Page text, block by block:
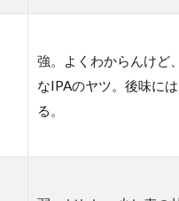
強。よくわからんけど
なIPAのヤツ。後味に
る。